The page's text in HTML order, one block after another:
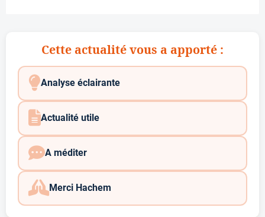
Cette actualité vous a apporté :
Analyse éclairante
Actualité utile
A méditer
Merci Hachem